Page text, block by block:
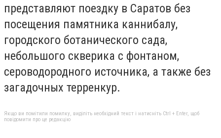
представляют поездку в Саратов без
посещения памятника каннибалу,
городского ботанического сада,
небольшого скверика с фонтаном,
сероводородного источника, а также без
загадочных терренкур.
Якщо ви помітили помилку, виділіть необхідний текст і натисніть Ctrl + Enter, щоб
повідомити про це редакцію